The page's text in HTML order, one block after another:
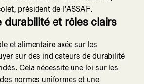
président de l’ASSAF.
durabilité et rôles clairs
et alimentaire axée sur les
sur des indicateurs de durabilité
Cela nécessite une loi sur les
normes uniformes et une